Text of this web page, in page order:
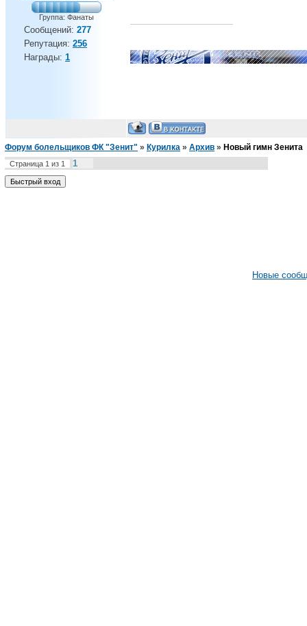
Группа: Фанаты
Сообщений: 277
Репутация: 256
Награды: 1
Форум болельщиков ФК "Зенит" » Курилка » Архив » Новый гимн Зенита
Страница 1 из 1 1
Новые